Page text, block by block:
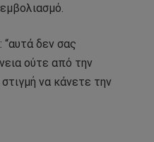
δεν σας
ούτε από την
να κάνετε την